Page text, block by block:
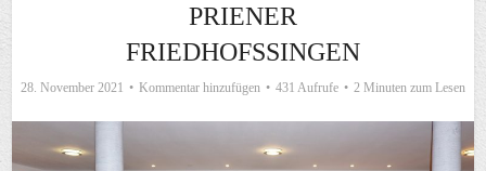
PRIENER
FRIEDHOFSSINGEN
28. November 2021 Kommentar hinzufügen 431 Aufrufe 2 Minuten zum Lesen